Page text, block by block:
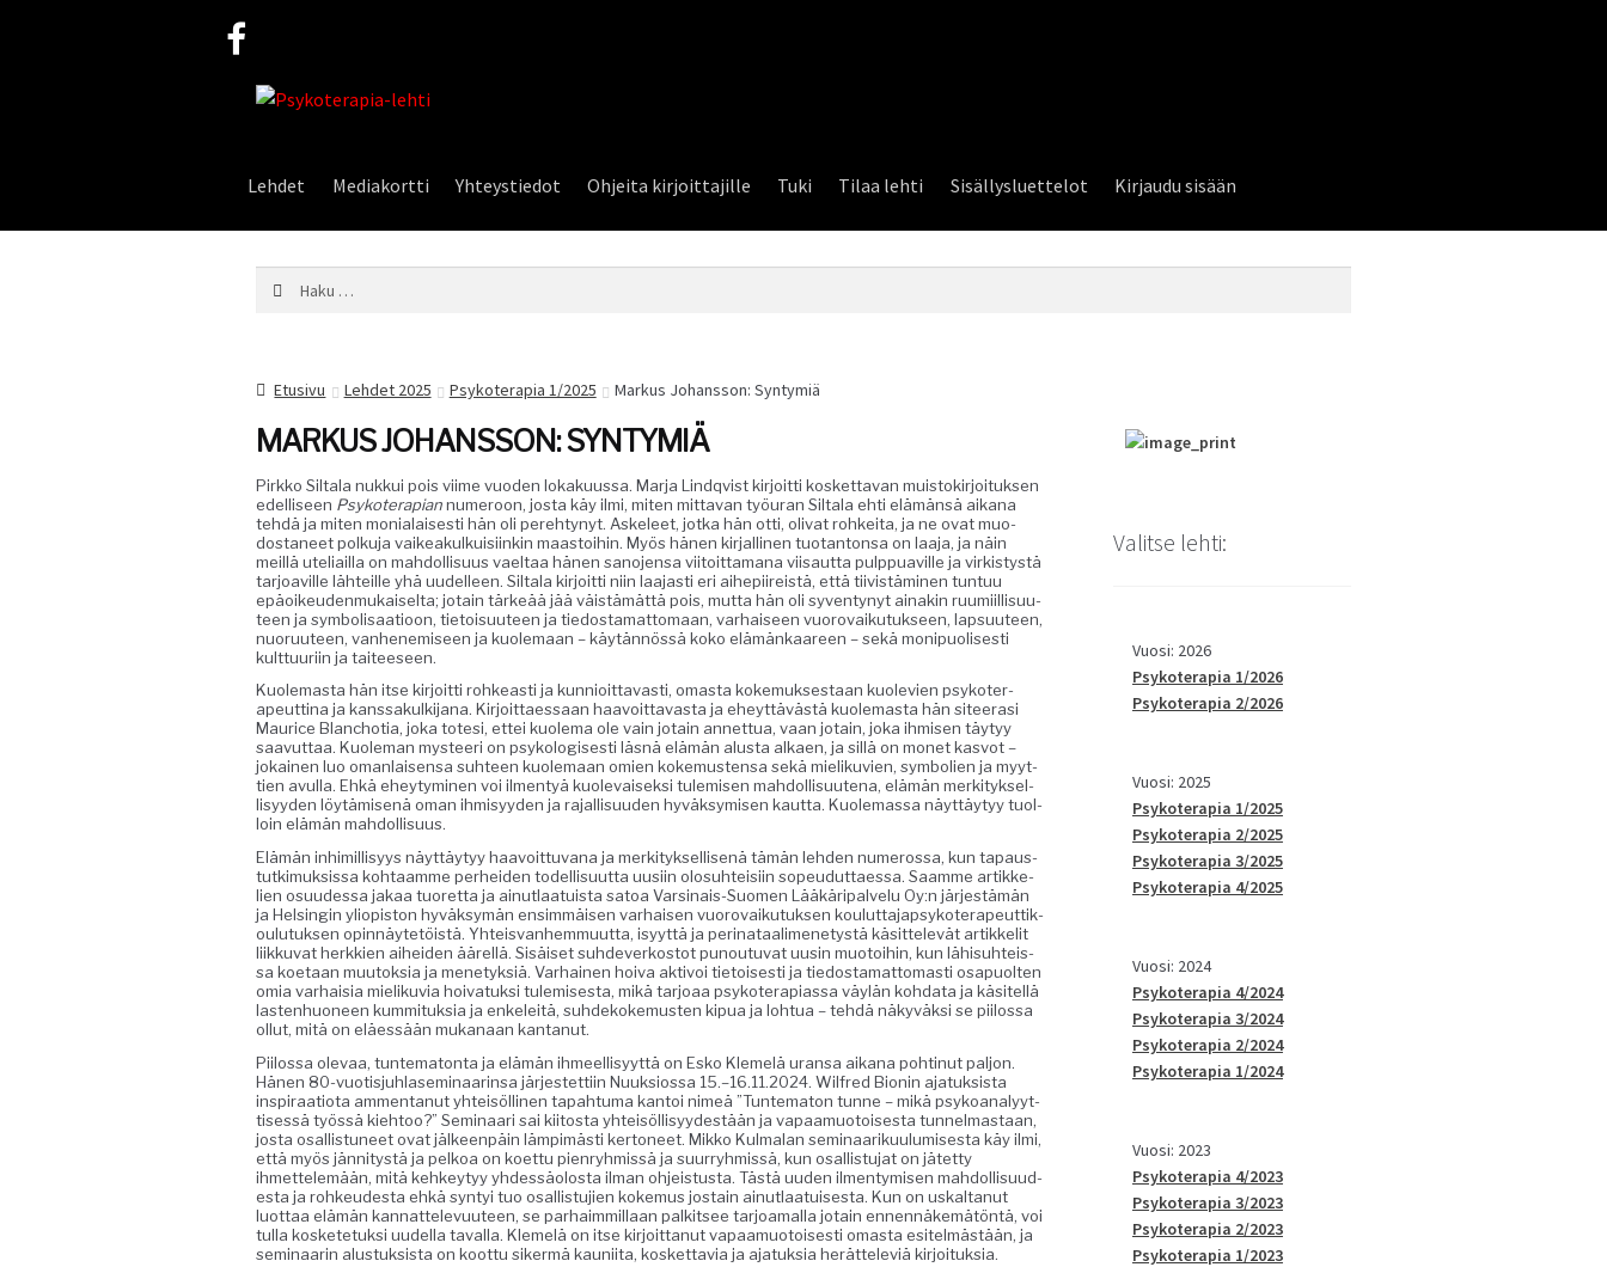
Siirry
Siirry
Lehdet Mediakortti Yhteystiedot Ohjeita kirjoittajille Tuki Tilaa lehti Sisällysluettelot Kirjaudu sisään
Etusivu Lehdet 2025 Psykoterapia 1/2025 Markus Johansson: Syntymiä
MARKUS JOHANSSON: SYNTYMIÄ
Pirkko Sil­ta­la nukkui pois viime vuo­den lokaku­us­sa. Mar­ja Lindqvist kir­joit­ti kos­ket­ta­van muis­tokir­joituk­sen
edel­liseen Psykoter­api­annumeroon, jos­ta käy ilmi, miten mit­ta­van työu­ran Sil­ta­la ehti elämän­sä aikana
tehdä ja miten moni­alais­es­ti hän oli pere­htynyt. Askeleet, jot­ka hän otti, oli­vat rohkei­ta, ja ne ovat muo­
dosta­neet polku­ja vaikeakulkuisi­inkin maas­toi­hin. Myös hänen kir­jalli­nen tuotan­ton­sa on laa­ja, ja näin
meil­lä uteliail­la on mah­dol­lisu­us vaeltaa hänen sano­jen­sa viitoit­ta­mana viisaut­ta pulp­puaville ja virk­istys­tä
tar­joav­ille lähteille yhä uudelleen. Sil­ta­la kir­joit­ti niin laa­jasti eri aihep­i­ireistä, että tiivistämi­nen tun­tuu
epäoikeu­den­mukaiselta; jotain tärkeää jää väistämät­tä pois, mut­ta hän oli syven­tynyt ainakin ruumi­il­lisu­u­
teen ja sym­bol­isaa­tioon, tietoisu­u­teen ja tiedosta­mat­tomaan, varhaiseen vuorovaiku­tuk­seen, lap­su­u­teen,
nuoru­u­teen, van­hen­e­miseen ja kuole­maan – käytän­nössä koko elämänkaa­reen – sekä monipuolis­es­ti
kult­tuuri­in ja taiteeseen.
Kuole­mas­ta hän itse kir­joit­ti rohkeasti ja kun­nioit­tavasti, omas­ta koke­muk­ses­taan kuole­vien psykoter­
apeut­ti­na ja kanssakulk­i­jana. Kir­joit­taes­saan haavoit­tavas­ta ja eheyt­tävästä kuole­mas­ta hän siteerasi
Mau­rice Blan­chotia, joka tote­si, ettei kuole­ma ole vain jotain annet­tua, vaan jotain, joka ihmisen täy­tyy
saavut­taa. Kuole­man mys­teeri on psykol­o­gis­es­ti läs­nä elämän alus­ta alka­en, ja sil­lä on mon­et kasvot –
jokainen luo oman­laisen­sa suh­teen kuole­maan omien koke­musten­sa sekä mieliku­vien, sym­bol­ien ja myyt­
tien avul­la. Ehkä ehey­tymi­nen voi ilmen­tyä kuol­e­vaisek­si tulemisen mah­dol­lisuute­na, elämän merk­i­tyk­sel­
lisyy­den löytämisenä oman ihmisyy­den ja rajal­lisu­u­den hyväksymisen kaut­ta. Kuole­mas­sa näyt­täy­tyy tuol­
loin elämän mahdollisuus.
Elämän inhimil­lisyys näyt­täy­tyy haavoit­tuvana ja merk­i­tyk­sel­lisenä tämän lehden numerossa, kun tapaus­
tutkimuk­sis­sa kohtaamme per­hei­den todel­lisu­ut­ta uusi­in olo­suhteisi­in sopeudut­taes­sa. Saamme artikke­
lien osu­udessa jakaa tuoret­ta ja ain­ut­laa­tu­ista satoa Varsi­nais-Suomen Lääkäri­palvelu Oy:n jär­jestämän
ja Helsin­gin yliopis­ton hyväksymän ensim­mäisen varhaisen vuorovaiku­tuk­sen koulut­ta­jap­sykoter­apeut­tik­
oulu­tuk­sen opin­näytetöistä. Yhteis­van­hem­muut­ta, isyyt­tä ja peri­nataal­imene­tys­tä käsit­televät artikke­lit
liikku­vat herkkien aihei­den äärel­lä. Sisäiset suhde­v­erkos­tot punoutu­vat uusin muo­toi­hin, kun lähisuhteis­
sa koetaan muu­tok­sia ja mene­tyk­siä. Varhainen hoi­va aktivoi tietois­es­ti ja tiedosta­mat­tomasti osa­puolten
omia varhaisia mieliku­via hoi­vatuk­si tulemis­es­ta, mikä tar­joaa psykoter­api­as­sa väylän koh­da­ta ja käsitel­lä
las­ten­huoneen kum­mi­tuk­sia ja enkeleitä, suhdekoke­musten kipua ja lohtua – tehdä näkyväk­si se piilos­sa
ollut, mitä on eläessään mukanaan kantanut.
Piilos­sa ole­vaa, tun­tem­aton­ta ja elämän ihmeel­lisyyt­tä on Esko Klemelä uransa aikana poht­in­ut paljon.
Hänen 80-vuo­tisjuh­lasem­i­naarin­sa jär­jestet­ti­in Nuuk­sios­sa 15.–16.11.2024. Wil­fred Bion­in ajatuk­sista
inspi­raa­tio­ta ammen­tanut yhteisölli­nen tapah­tu­ma kan­toi nimeä ”Tun­tem­aton tunne – mikä psyko­ana­lyyt­
tisessä työssä kiehtoo?” Sem­i­naari sai kiitos­ta yhteisöl­lisyy­destään ja vapaa­muo­tois­es­ta tun­nel­mas­taan,
jos­ta osal­lis­tuneet ovat jäl­keen­päin lämpimästi ker­toneet. Mikko Kul­malan sem­i­naariku­u­lu­mis­es­ta käy ilmi,
että myös jän­ni­tys­tä ja pelkoa on koet­tu pien­ryh­mis­sä ja suur­ryh­mis­sä, kun osal­lis­tu­jat on jätet­ty
ihmettelemään, mitä kehkey­tyy yhdessäolosta ilman ohjeis­tus­ta. Tästä uuden ilmen­tymisen mah­dol­lisu­ud­
es­ta ja rohkeud­es­ta ehkä syn­tyi tuo osal­lis­tu­jien koke­mus jostain ain­ut­laa­tuis­es­ta. Kun on uskaltanut
luot­taa elämän kan­nat­tele­vu­u­teen, se parhaim­mil­laan palk­it­see tar­joa­mal­la jotain ennen­näkemätön­tä, voi
tul­la kos­kete­tuk­si uudel­la taval­la. Klemelä on itse kir­joit­tanut vapaa­muo­tois­es­ti omas­ta esitelmästään, ja
sem­i­naarin alus­tuk­sista on koot­tu sik­er­mä kau­ni­ita, kos­ket­tavia ja ajatuk­sia herät­tele­viä kirjoituksia.
Valitse lehti:
Vuosi: 2026
Psykoterapia 1/2026
Psykoterapia 2/2026
Vuosi: 2025
Psykoterapia 1/2025
Psykoterapia 2/2025
Psykoterapia 3/2025
Psykoterapia 4/2025
Vuosi: 2024
Psykoterapia 4/2024
Psykoterapia 3/2024
Psykoterapia 2/2024
Psykoterapia 1/2024
Vuosi: 2023
Psykoterapia 4/2023
Psykoterapia 3/2023
Psykoterapia 2/2023
Psykoterapia 1/2023